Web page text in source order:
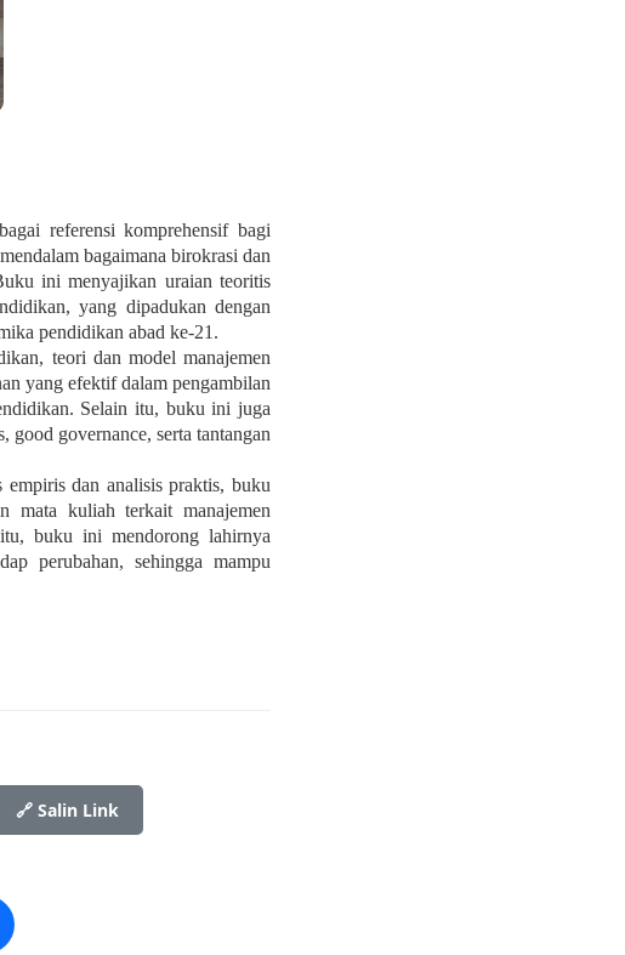
referensi komprehensif bagi
bagaimana birokrasi dan
ini menyajikan uraian teoritis
yang dipadukan dengan
pendidikan abad ke-21.
teori dan model manajemen
yang efektif dalam pengambilan
Selain itu, buku ini juga
good governance, serta tantangan
dan analisis praktis, buku
mata kuliah terkait manajemen
buku ini mendorong lahirnya
perubahan, sehingga mampu
🔗 Salin Link